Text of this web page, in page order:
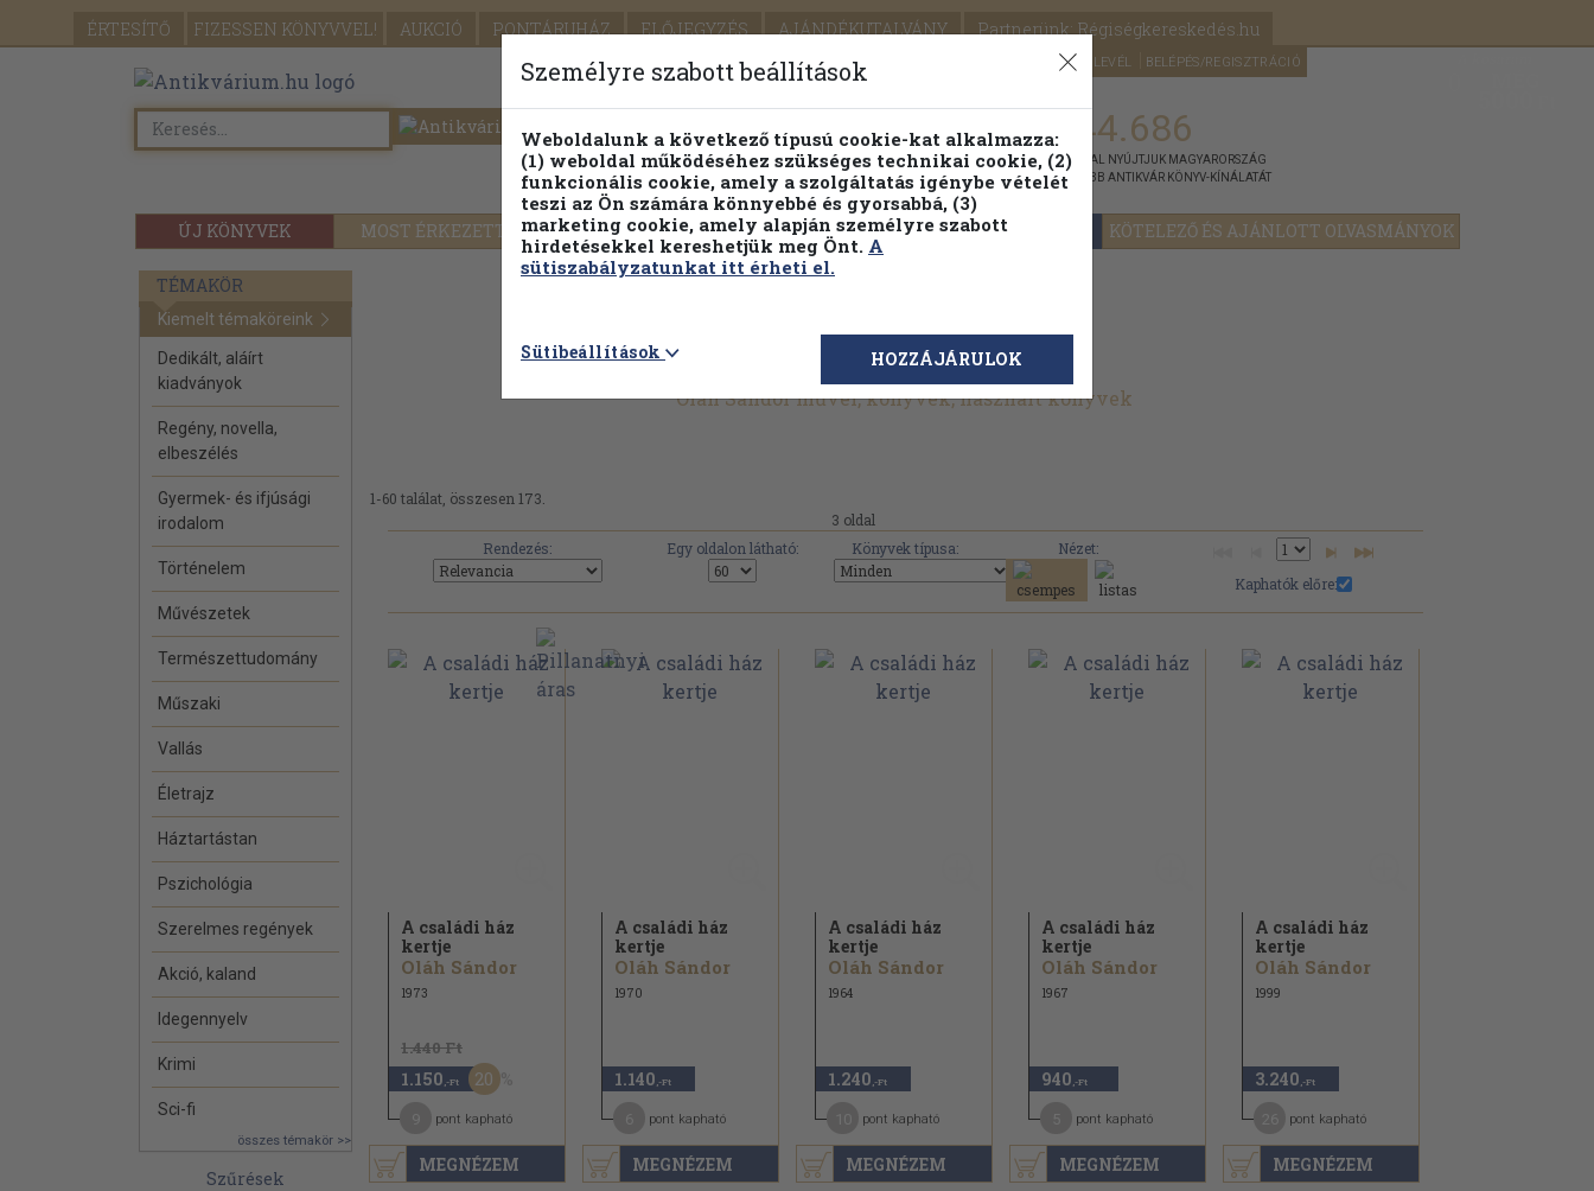
ÉRTESÍTŐ FIZESSEN KÖNYVVEL! AUKCIÓ PONTÁRUHÁZ ELŐJEGYZÉS AJÁNDÉKUTALVÁNY Partnerünk: Régiségkereskedés.hu
SEGÍTSÉG HÍRLEVÉL BELÉPÉS/REGISZTRÁCIÓ
ÚJ KÖNYVEK MOST ÉRKEZETT PILLANATNYI ÁRAINK FENNTARTHATÓ OLVASMÁNYOK KÖTELEZŐ ÉS AJÁNLOTT OLVASMÁNYOK
Részletes kereső Témaköri fa 1.144.686
KIADVÁNNYAL NYÚJTJUK MAGYARORSZÁG
LEGNAGYOBB ANTIKVÁR KÖNYV-KÍNÁLATÁT
TÉMAKÖR
Kiemelt témaköreink
Dedikált, aláírt
kiadványok
Regény, novella,
elbeszélés
Gyermek- és ifjúsági
irodalom
Történelem
Művészetek
Természettudomány
Műszaki
Vallás
Életrajz
Háztartástan
Pszichológia
Szerelmes regények
Akció, kaland
Idegennyelv
Krimi
Sci-fi
összes témakör >>
Szűrések
Oláh Sándor művei, könyvek, használt könyvek
1-60 találat, összesen 173.
3 oldal
Rendezés:
Egy oldalon látható: Könyvek típusa:
Nézet:
Kaphatók előre:
MEGNÉZEM
A családi ház
kertje
Oláh Sándor
1973
1.440 Ft
1.150 ,-Ft 20
pont kapható
MEGNÉZEM
A családi ház
kertje
Oláh Sándor
1970
1.140 ,-Ft
pont kapható
MEGNÉZEM
A családi ház
kertje
Oláh Sándor
1964
1.240 ,-Ft
pont kapható
MEGNÉZEM
A családi ház
kertje
Oláh Sándor
1967
940 ,-Ft
pont kapható
MEGNÉZEM
A családi ház
kertje
Oláh Sándor
1999
3.240 ,-Ft
pont kapható
Személyre szabott beállítások
Weboldalunk a következő típusú cookie-kat alkalmazza:
(1) weboldal működéséhez szükséges technikai cookie, (2)
funkcionális cookie, amely a szolgáltatás igénybe vételét
teszi az Ön számára könnyebbé és gyorsabbá, (3)
marketing cookie, amely alapján személyre szabott
hirdetésekkel kereshetjük meg Önt. A
sütiszabályzatunkat itt érheti el.
Sütibeállítások HOZZÁJÁRULOK